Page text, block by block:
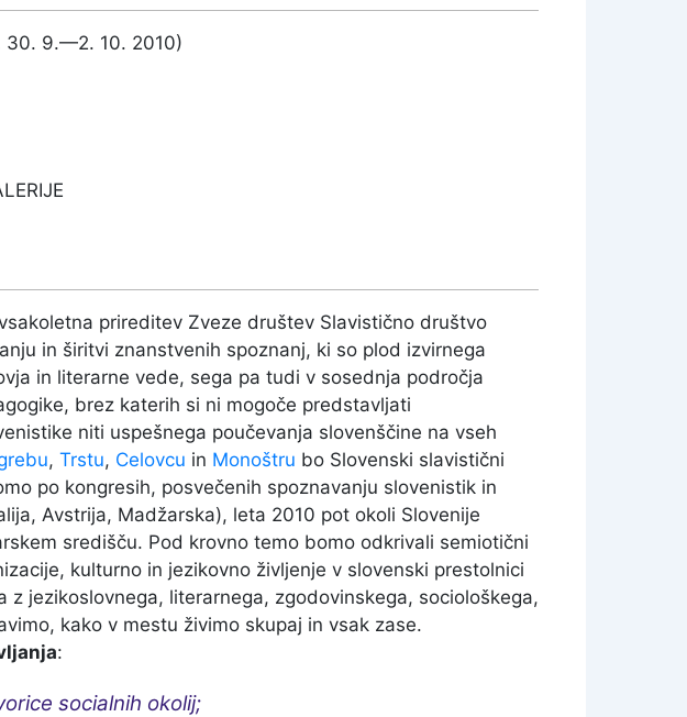
30. 9.—2. 10. 2010)
prireditev Zveze društev Slavistično društvo
in širitvi znanstvenih spoznanj, ki so plod izvirnega
in literarne vede, sega pa tudi v sosednja področja
brez katerih si ni mogoče predstavljati
niti uspešnega poučevanja slovenščine na vseh
, Trstu, Celovcu in Monoštru bo Slovenski slavistični
po kongresih, posvečenih spoznavanju slovenistik in
Avstrija, Madžarska), leta 2010 pot okoli Slovenije
središču. Pod krovno temo bomo odkrivali semiotični
kulturno in jezikovno življenje v slovenski prestolnici
z jezikoslovnega, literarnega, zgodovinskega, sociološkega,
kako v mestu živimo skupaj in vsak zase.
:
socialnih okolij;